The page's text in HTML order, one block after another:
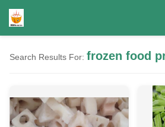
Search Results For: frozen food